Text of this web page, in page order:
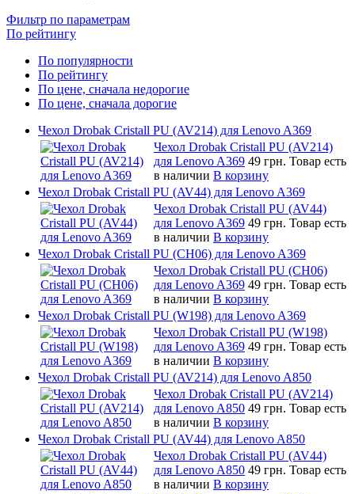
Фильтр по параметрам
По рейтингу
По популярности
По рейтингу
По цене, сначала недорогие
По цене, сначала дорогие
Чехол Drobak Cristall PU (AV214) для Lenovo A369
Чехол Drobak Cristall PU (AV214)
для Lenovo A369 49 грн. Товар есть
в наличии В корзину
Чехол Drobak Cristall PU (AV44) для Lenovo A369
Чехол Drobak Cristall PU (AV44)
для Lenovo A369 49 грн. Товар есть
в наличии В корзину
Чехол Drobak Cristall PU (CH06) для Lenovo A369
Чехол Drobak Cristall PU (CH06)
для Lenovo A369 49 грн. Товар есть
в наличии В корзину
Чехол Drobak Cristall PU (W198) для Lenovo A369
Чехол Drobak Cristall PU (W198)
для Lenovo A369 49 грн. Товар есть
в наличии В корзину
Чехол Drobak Cristall PU (AV214) для Lenovo A850
Чехол Drobak Cristall PU (AV214)
для Lenovo A850 49 грн. Товар есть
в наличии В корзину
Чехол Drobak Cristall PU (AV44) для Lenovo A850
Чехол Drobak Cristall PU (AV44)
для Lenovo A850 49 грн. Товар есть
в наличии В корзину